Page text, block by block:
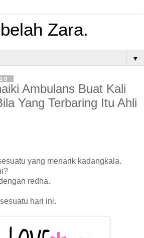
Zara.
▼
Ambulans Buat Kali
Yang Terbaring Itu Ahli
yang menarik kadangkala.
redha.
hari ini.